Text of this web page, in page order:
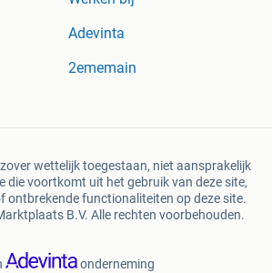
Adevinta
2ememain
wettelijk toegestaan, niet aansprakelijk
die voortkomt uit het gebruik van deze site,
ontbrekende functionaliteiten op deze site.
B.V. Alle rechten voorbehouden.
onderneming